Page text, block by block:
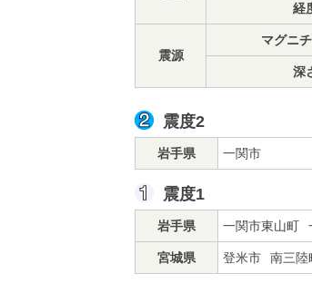
経
震源
マグニ
深
震度2
岩手県 一関市
震度1
岩手県 一関市東山町
宮城県 登米市 南三陸